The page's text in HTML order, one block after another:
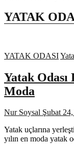
YATAK
YATAK ODASI
Yatak
Moda
Nur Soysal Şubat
Yatak uçlarına
yılın en moda yatak